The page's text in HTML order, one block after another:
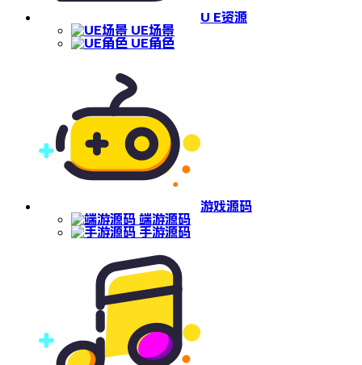
U E资源
UE场景
UE角色
游戏源码
端游源码
手游源码